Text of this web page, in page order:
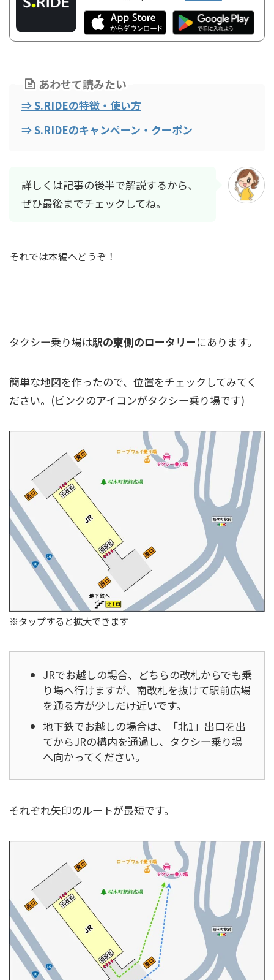
あわせて読みたい
⇒ S.RIDEの特徴・使い方
⇒ S.RIDEのキャンペーン・クーポン
詳しくは記事の後半で解説するから、
ぜひ最後までチェックしてね。
それでは本編へどうぞ！
タクシー乗り場は駅の東側のロータリーにあります。
簡単な地図を作ったので、位置をチェックしてみてく
ださい。(ピンクのアイコンがタクシー乗り場です)
※タップすると拡大できます
JRでお越しの場合、どちらの改札からでも乗
り場へ行けますが、南改札を抜けて駅前広場
を通る方が少しだけ近いです。
地下鉄でお越しの場合は、「北1」出口を出
てからJRの構内を通過し、タクシー乗り場
へ向かってください。
それぞれ矢印のルートが最短です。